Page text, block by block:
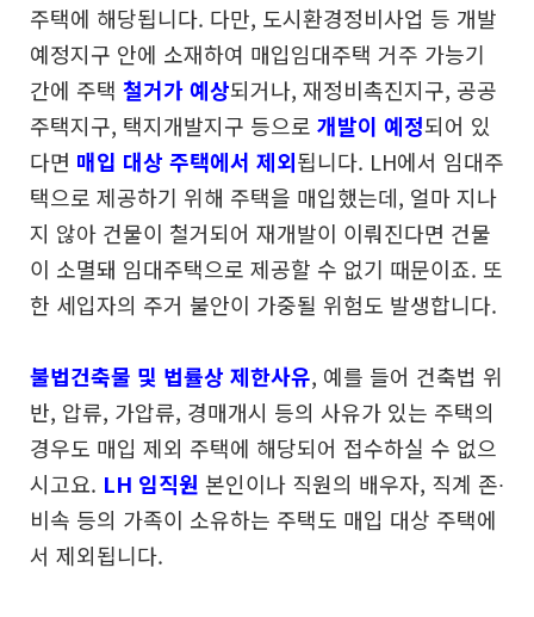
주택에 해당됩니다. 다만, 도시환경정비사업 등 개발
예정지구 안에 소재하여 매입임대주택 거주 가능기
간에 주택 철거가 예상되거나, 재정비촉진지구, 공공
주택지구, 택지개발지구 등으로 개발이 예정되어 있
다면 매입 대상 주택에서 제외됩니다. LH에서 임대주
택으로 제공하기 위해 주택을 매입했는데, 얼마 지나
지 않아 건물이 철거되어 재개발이 이뤄진다면 건물
이 소멸돼 임대주택으로 제공할 수 없기 때문이죠. 또
한 세입자의 주거 불안이 가중될 위험도 발생합니다.
불법건축물 및 법률상 제한사유, 예를 들어 건축법 위
반, 압류, 가압류, 경매개시 등의 사유가 있는 주택의
경우도 매입 제외 주택에 해당되어 접수하실 수 없으
시고요. LH 임직원 본인이나 직원의 배우자, 직계 존∙
비속 등의 가족이 소유하는 주택도 매입 대상 주택에
서 제외됩니다.